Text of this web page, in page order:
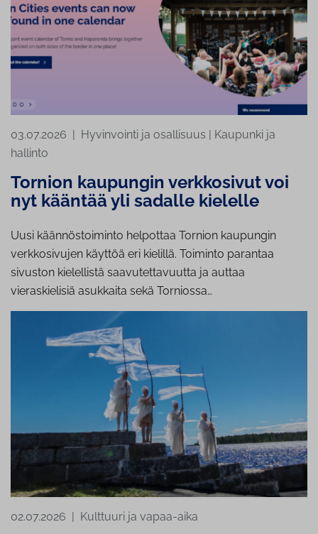
03.07.2026 Hyvinvointi ja osallisuus
Kaupunki ja
hallinto
Tornion kaupungin verkkosivut voi
nyt kääntää yli sadalle kielelle
Uusi käännöstoiminto helpottaa Tornion kaupungin
verkkosivujen käyttöä eri kielillä. Toiminto parantaa
sivuston kielellistä saavutettavuutta ja auttaa
vieraskielisiä asukkaita sekä Torniossa…
02.07.2026 | Kulttuuri ja vapaa-aika